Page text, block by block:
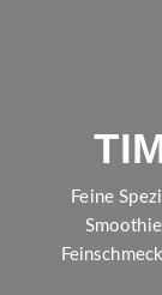
Feine